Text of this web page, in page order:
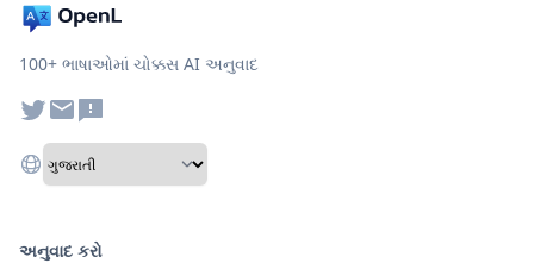
100+ ભાષાઓમાં ચોક્કસ AI અનુવાદ
અનુવાદ કરો